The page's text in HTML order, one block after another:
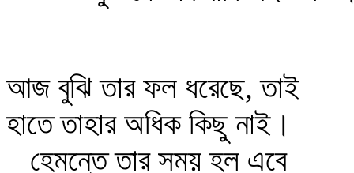
আজ বুঝি তার ফল ধরেছে, তাই
হাতে তাহার অধিক কিছু নাই।
হেমন্তে তার সময় হল এবে